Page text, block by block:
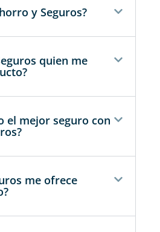
y Seguros?
quien me
el mejor seguro con
me ofrece